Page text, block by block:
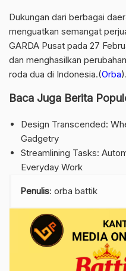
Dukungan dari berbagai
menguatkan semangat
GARDA Pusat pada 27
dan menghasilkan
roda dua di Indonesia.(Orba).
Baca Juga Berita
Design Transcended:
Gadgetry
Streamlining Tasks:
Everyday Work
Penulis: orba battik